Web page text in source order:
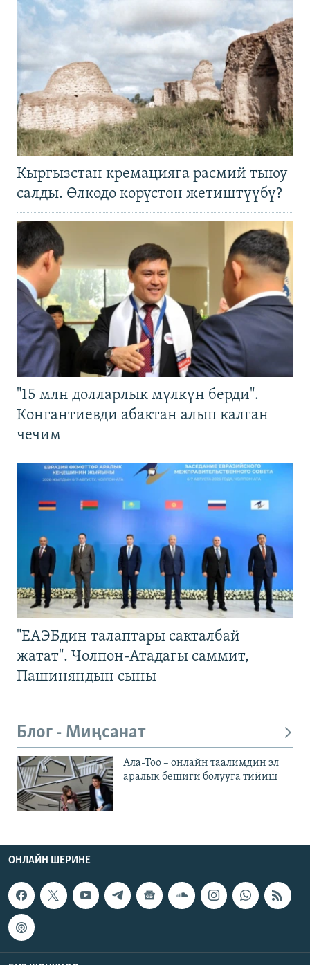
Кыргызстан кремацияга расмий тыюу
салды. Өлкөдө көрүстөн жетиштүүбү?
"15 млн долларлык мүлкүн берди".
Конгантиевди абактан алып калган
чечим
"ЕАЭБдин талаптары сакталбай
жатат". Чолпон-Атадагы саммит,
Пашиняндын сыны
Блог - Миңсанат
Ала-Тоо – онлайн таалимдин эл
аралык бешиги болууга тийиш
ОНЛАЙН ШЕРИНЕ